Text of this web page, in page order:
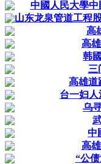
中國人民大學
山东龙泉管道工程
高
高
韩
三
高雄道
台一妇人
乌
中
高
“公